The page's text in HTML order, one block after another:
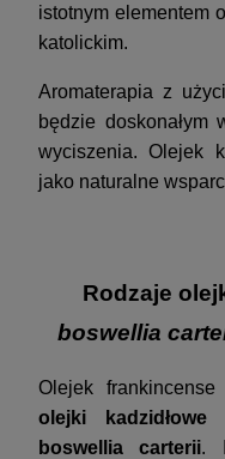
istotnym elementem
katolickim.
Aromaterapia z
będzie doskonałym
wyciszenia. Olejek
jako naturalne
Rodzaje
boswellia
Olejek
olejki
boswellia carterii.